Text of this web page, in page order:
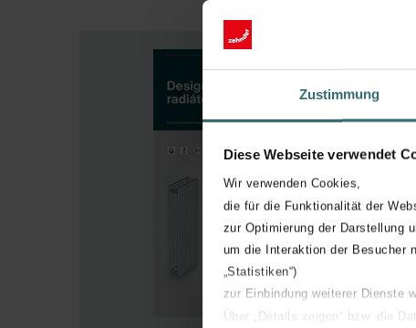
Zustimmung
Diese Webseite verwendet
Wir verwenden Cookies,
die für die Funktionalität der
zur Optimierung der Darstellung
um die Interaktion der Besucher
„Statistiken“)
zur Einbindung weiterer Dienste
Über „Details zeigen“ bzw. die